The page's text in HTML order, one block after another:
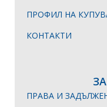
ПРОФИЛ НА
КОНТАКТИ
ПРАВА И